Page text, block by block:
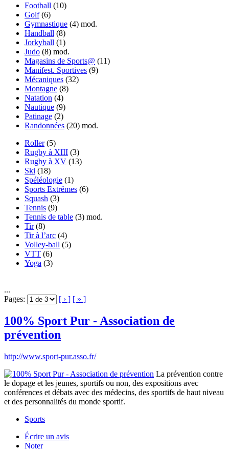
Football (10)
Golf (6)
Gymnastique (4) mod.
Handball (8)
Jorkyball (1)
Judo (8) mod.
Magasins de Sports@ (11)
Manifest. Sportives (9)
Mécaniques (32)
Montagne (8)
Natation (4)
Nautique (9)
Patinage (2)
Randonnées (20) mod.
Roller (5)
Rugby à XIII (3)
Rugby à XV (13)
Ski (18)
Spéléologie (1)
Sports Extrêmes (6)
Squash (3)
Tennis (9)
Tennis de table (3) mod.
Tir (8)
Tir à l’arc (4)
Volley-ball (5)
VTT (6)
Yoga (3)
...
Pages:
[ › ] [ » ]
100% Sport Pur - Association de
prévention
http://www.sport-pur.asso.fr/
La prévention contre
le dopage et les jeunes, sportifs ou non, des expositions avec
conférences et débats avec des médecins, des sportifs de haut niveau
et des personnalités du monde sportif.
Sports
Écrire un avis
Noter